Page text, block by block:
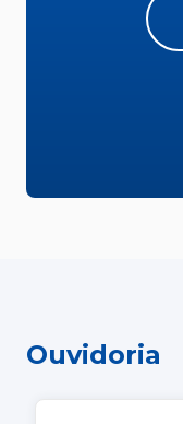
Ouvidoria